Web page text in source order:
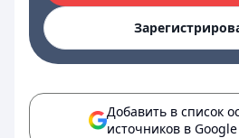
Добавить в список
источников в Google